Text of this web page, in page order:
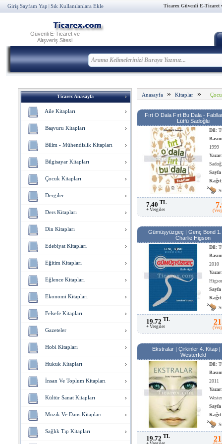
Giriş Sayfam Yap Sık Kullanılanlara Ekle Ticarex Güvenli E-Ticaret
Güvenli E-Ticaret ve
Alışveriş Sitesi
Ticarex Anasayfa
Aile Kitapları
Başvuru Kitapları
Bilim - Mühendislik Kitapları
Bilgisayar Kitapları
Çocuk Kitapları
Dergiler
Ders Kitapları
Din Kitapları
Edebiyat Kitapları
Eğitim Kitapları
Eğlence Kitapları
Ekonomi Kitapları
Felsefe Kitapları
Gazeteler
Hobi Kitapları
Hukuk Kitapları
İnsan Ve Toplum Kitapları
Kültür Sanat Kitapları
Müzik Ve Dans Kitapları
Sağlık Tıp Kitapları
Anasayfa » Kitaplar »
Fırt O Dala Fırt Bu Dala -
Lütfü Sadoğlu
Dil:
1999
Yazar
Sayfa
Kağıt
Kağıt
7.40 TL
+ Vergiler
Gümüşyüzgeç | Genç Bond
Charlie Higson
Dil:
2010
Yazar
Sayfa
Kağıt
Kağıt
19.72 TL
+ Vergiler
Ekstralar | Çirkinler 4. Kitap |
Westerfeld
Dil:
2011
Yazar
Sayfa
Kağıt
Kağıt
19.72 TL